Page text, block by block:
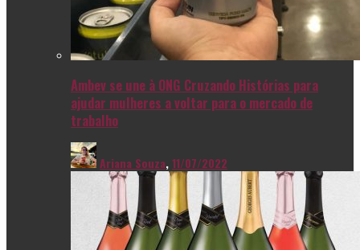
Ambev se une à ONG Cruzando Histórias para
ajudar mulheres a voltar para o mercado de
trabalho
Ariana Souza,11/07/2022